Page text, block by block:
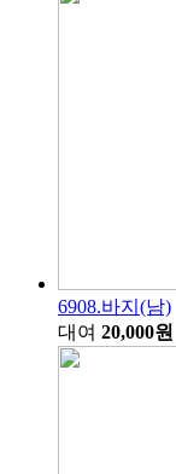
6908.바지(남)
대여 20,000원